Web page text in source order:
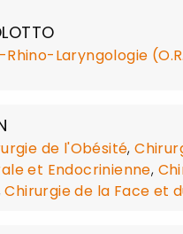
Laryngologie
de l'Obésité,
et Endocrinienne,
Chirurgie de la Face et